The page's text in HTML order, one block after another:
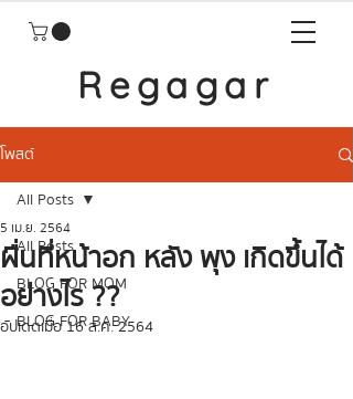
Regagar
โพสต์
All Posts
BLOG FOR MOM
BLOG FOR BABY
All Posts
ผื่นที่หน้าอก หลัง พุง เกิดขึ้นได้
อย่างไร ??
5 เม.ย. 2564
อัปเดตเมื่อ16 ส.ค. 2564